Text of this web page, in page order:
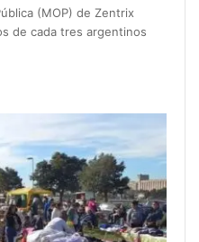
(MOP) de Zentrix
de cada tres argentinos